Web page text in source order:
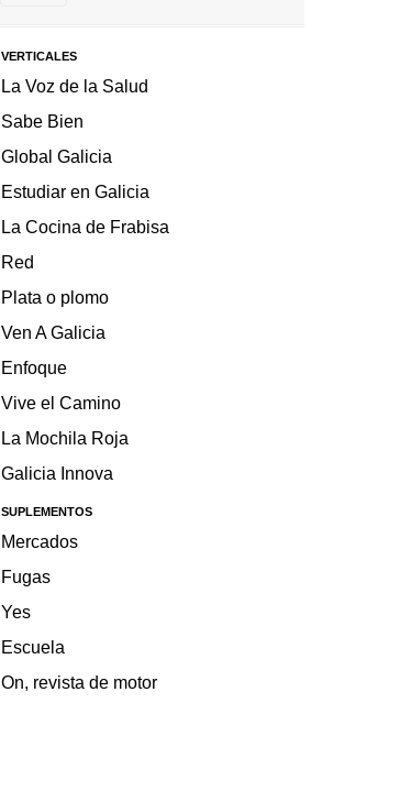
VERTICALES
La Voz de la Salud
Sabe Bien
Global Galicia
Estudiar en Galicia
La Cocina de Frabisa
Red
Plata o plomo
Ven A Galicia
Enfoque
Vive el Camino
La Mochila Roja
Galicia Innova
SUPLEMENTOS
Mercados
Fugas
Yes
Escuela
On, revista de motor